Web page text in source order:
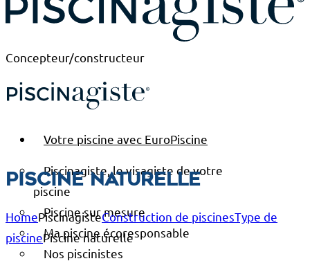
Concepteur/constructeur
Votre piscine avec EuroPiscine
Piscinagiste, le visagiste de votre
piscine
Piscine sur mesure
Ma piscine écoresponsable
Nos piscinistes
Piscine naturelle
HomePiscinagisteConstruction de piscinesType de
piscinePiscine naturelle